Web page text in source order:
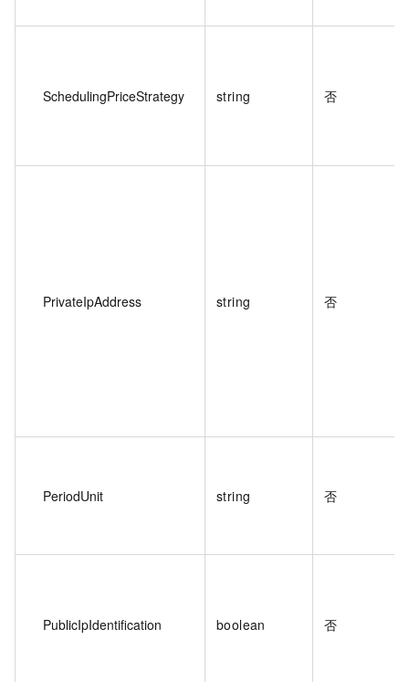
SchedulingPriceStrategy string 否
PrivateIpAddress string 否
PeriodUnit string 否
PublicIpIdentification boolean 否